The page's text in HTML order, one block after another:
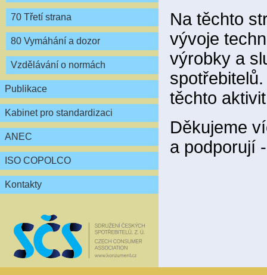
70 Třetí strana
80 Vymáhání a dozor
Vzdělávání o normách
Publikace
Kabinet pro standardizaci
ANEC
ISO COPOLCO
Kontakty
Na těchto
vývoje
výrobky a
těchto
Děkujeme
a podporují